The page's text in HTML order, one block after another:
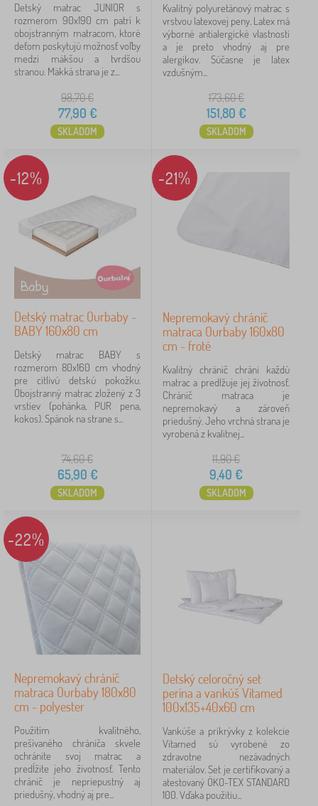
Detský matrac JUNIOR s
rozmerom 90x190 cm patrí k
obojstranným matracom, ktoré
deťom poskytujú možnosť voľby
medzi mäkšou a tvrdšou
stranou. Mäkká strana je z...
98,70€
77,90 €
SKLADOM
Kvalitný polyuretánový matrac s
vrstvou latexovej peny. Latex má
výborné antialergické vlastnosti
a je preto vhodný aj pre
alergikov. Súčasne je latex
vzdušným...
173,60€
151,80 €
SKLADOM
-12%
Detský matrac Ourbaby -
BABY 160x80 cm
Detský matrac BABY s
rozmerom 80x160 cm vhodný
pre citlivú detskú pokožku.
Obojstranný matrac zložený z 3
vrstiev (pohánka, PUR pena,
kokos). Spánok na strane s...
74,60€
65,90 €
SKLADOM
-21%
Nepremokavý chránič
matraca Ourbaby 160x80
cm - froté
Kvalitný chránič chráni každú
matrac a predlžuje jej životnosť.
Chránič matraca je
nepremokavý a zároveň
priedušný. Jeho vrchná strana je
vyrobená z kvalitnej...
11,90€
9,40 €
SKLADOM
-22%
Nepremokavý chránič
matraca Ourbaby 180x80
cm - polyester
Použitím kvalitného,
prešívaného chrániča skvele
ochránite svoj matrac a
predĺžite jeho životnosť. Tento
chránič je nepriepustný aj
priedušný, vhodný aj pre...
Detský celoročný set
perina a vankúš Vitamed
100x135+40x60 cm
Vankúše a prikrývky z kolekcie
Vitamed sú vyrobené zo
zdravotne nezávadných
materiálov. Set je certifikovaný a
atestovaný ÖKO-TEX STANDARD
100. Vďaka použitiu...